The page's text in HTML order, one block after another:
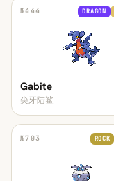
№444 DRAGON
Gabite
尖牙陆鲨
№703 ROCK